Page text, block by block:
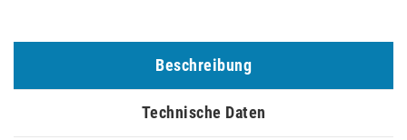
Beschreibung
Technische Daten